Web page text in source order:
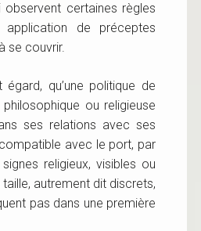
observent certaines règles
application de préceptes
se couvrir.
qu’une politique de
ou religieuse
ses relations avec ses
avec le port, par
religieux, visibles ou
autrement dit discrets,
pas dans une première